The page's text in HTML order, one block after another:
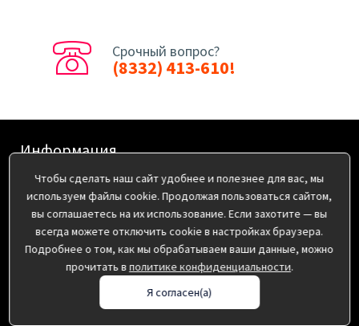
Срочный вопрос?
(8332) 413-610!
Информация
О нас
Доставка
Пользовательское соглашение
Политика конфиденциальности
Дополнительно
Чтобы сделать наш сайт удобнее и полезнее для вас, мы
используем файлы cookie. Продолжая пользоваться сайтом,
вы соглашаетесь на их использование. Если захотите — вы
всегда можете отключить cookie в настройках браузера.
Подробнее о том, как мы обрабатываем ваши данные, можно
прочитать вполитике конфиденциальности.
Я согласен(а)